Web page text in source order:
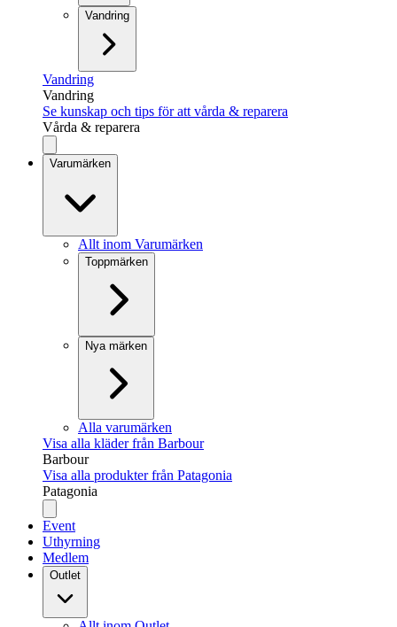
Vandring
Vandring
Vandring
Se kunskap och tips för att vårda & reparera
Vårda & reparera
Varumärken
Allt inom Varumärken
Toppmärken
Nya märken
Alla varumärken
Visa alla kläder från Barbour
Barbour
Visa alla produkter från Patagonia
Patagonia
Event
Uthyrning
Medlem
Outlet